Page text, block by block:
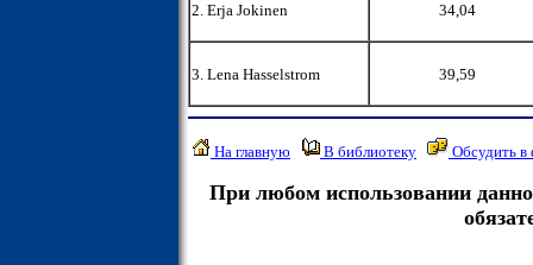
2. Erja Jokinen 34,04
3. Lena Hasselstrom 39,59
На главную В библиотеку Обсудить в
При любом использовании